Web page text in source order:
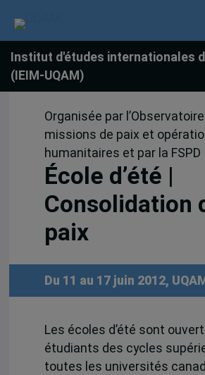
Institut d'études internationales
(IEIM-UQAM)
Organisée par
missions de paix et
humanitaires et par la FSPD
École d’été |
Consolidation
paix
Du 11 au 17 juin 2012, UQAM
Les écoles d’été sont
étudiants des cycles
toutes les universités